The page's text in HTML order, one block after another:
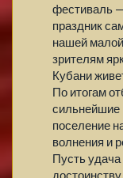
фестиваль —
праздник
нашей
зрителям
Кубани
По итогам
сильнейшие
поселение
волнения и
Пусть